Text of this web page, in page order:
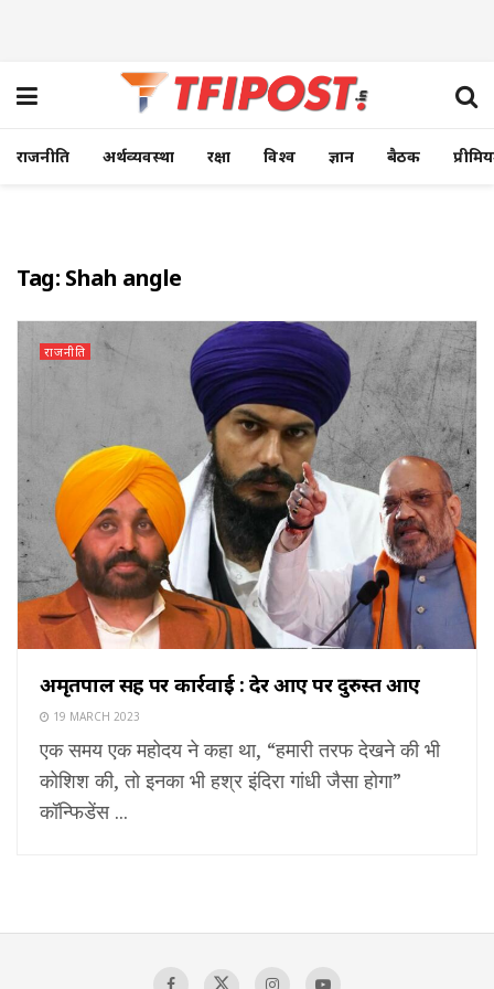
राजनीति अर्थव्यवस्था रक्षा विश्व ज्ञान बैठक
Tag: Shah angle
राजनीति
अमृतपाल सिंह पर कार्रवाई : देर आए पर दुरुस्त आए
19 MARCH 2023
एक समय एक महोदय ने कहा था, “हमारी तरफ देखने की भी
कोशिश की, तो इनका भी हश्र इंदिरा गांधी जैसा होगा”
कॉन्फिडेंस ...